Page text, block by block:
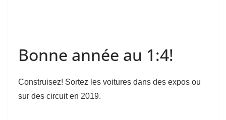
Bonne année au 1:4!
Construisez! Sortez les voitures dans des expos ou
sur des circuit en 2019.